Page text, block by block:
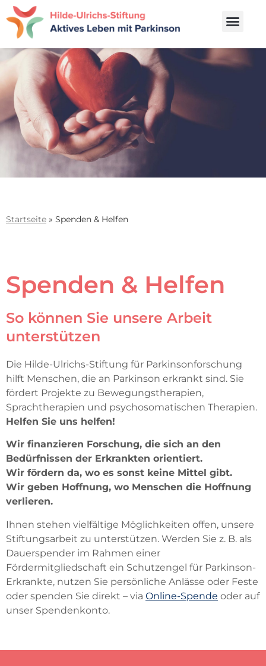
Startseite » Spenden & Helfen
Spenden & Helfen
So können Sie unsere Arbeit
unterstützen
Die Hilde-Ulrichs-Stiftung für Parkinsonforschung
hilft Menschen, die an Parkinson erkrankt sind. Sie
fördert Projekte zu Bewegungstherapien,
Sprachtherapien und psychosomatischen Therapien.
Helfen Sie uns helfen!
Wir finanzieren Forschung, die sich an den
Bedürfnissen der Erkrankten orientiert.
Wir fördern da, wo es sonst keine Mittel gibt.
Wir geben Hoffnung, wo Menschen die Hoffnung
verlieren.
Ihnen stehen vielfältige Möglichkeiten offen, unsere
Stiftungsarbeit zu unterstützen. Werden Sie z. B. als
Dauerspender im Rahmen einer
Fördermitgliedschaft ein Schutzengel für Parkinson-
Erkrankte, nutzen Sie persönliche Anlässe oder Feste
oder spenden Sie direkt – via Online-Spende oder auf
unser Spendenkonto.